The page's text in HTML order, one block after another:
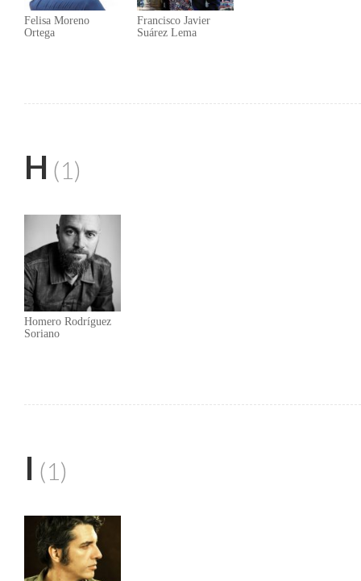
Felisa Moreno
Ortega
Francisco Javier
Suárez Lema
H (1)
Homero Rodríguez
Soriano
I (1)